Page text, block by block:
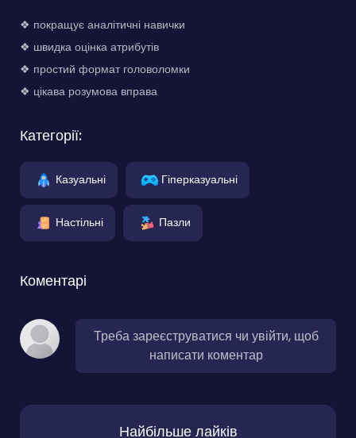
❖ покращує аналітичні навички
❖ швидка оцінка атрибутів
❖ простий формат головоломки
❖ цікава розумова вправа
Категорії:
Казуальні Гіперказуальні
Настільні Пазли
Коментарі
Треба зареєструватися чи увійти, щоб
написати коментар
Найбільше лайків